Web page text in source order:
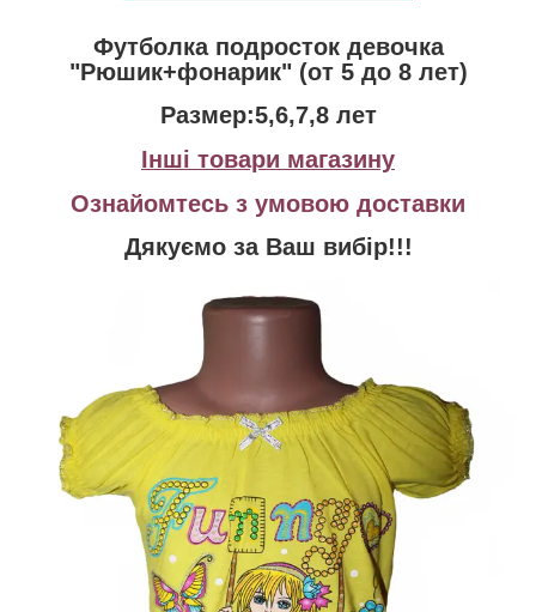
Футболка подросток девочка
"Рюшик+фонарик" (от 5 до 8 лет)
Размер:5,6,7,8 лет
Інші товари магазину
Ознайомтесь з умовою доставки
Дякуємо за Ваш вибір!!!